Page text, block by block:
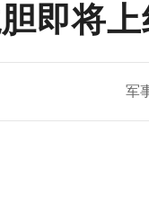
即将上
军